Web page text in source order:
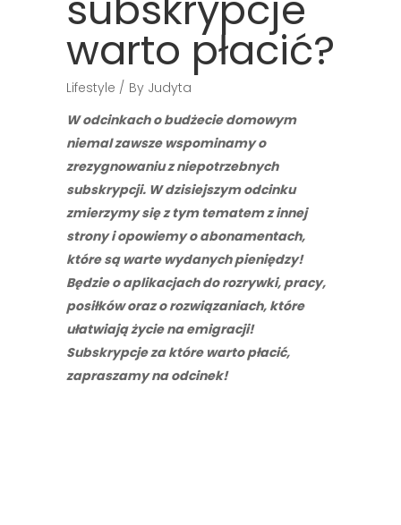
warto płacić?
Lifestyle By Judyta
W odcinkach o budżecie domowym
niemal zawsze wspominamy o
zrezygnowaniu z niepotrzebnych
subskrypcji. W dzisiejszym odcinku
zmierzymy się z tym tematem z innej
strony i opowiemy o abonamentach,
które są warte wydanych pieniędzy!
Będzie o aplikacjach do rozrywki, pracy,
posiłków oraz o rozwiązaniach, które
ułatwiają życie na emigracji!
Subskrypcje za które warto płacić,
zapraszamy na odcinek!